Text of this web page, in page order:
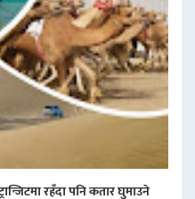
रहँदा पनि कतार घुमाउने